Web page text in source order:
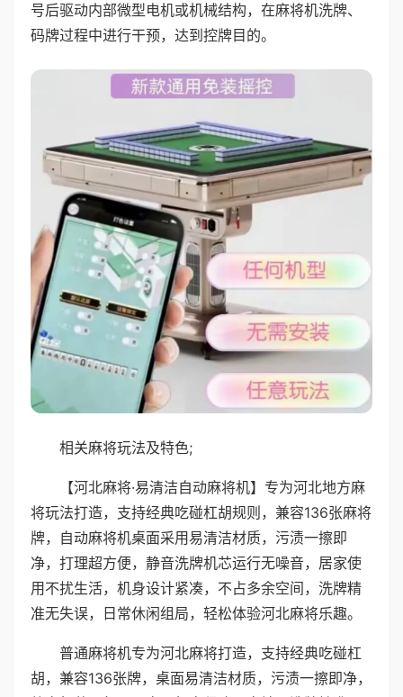
号后驱动内部微型电机或机械结构，在麻将机洗牌、
码牌过程中进行干预，达到控牌目的。
相关麻将玩法及特色;
【河北麻将·易清洁自动麻将机】专为河北地方麻
将玩法打造，支持经典吃碰杠胡规则，兼容136张麻将
牌，自动麻将机桌面采用易清洁材质，污渍一擦即
净，打理超方便，静音洗牌机芯运行无噪音，居家使
用不扰生活，机身设计紧凑，不占多余空间，洗牌精
准无失误，日常休闲组局，轻松体验河北麻将乐趣。
普通麻将机专为河北麻将打造，支持经典吃碰杠
胡，兼容136张牌，桌面易清洁材质，污渍一擦即净，